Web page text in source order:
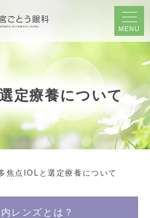
MENU
定療養について
焦点IOLと選定療養について
レンズとは？